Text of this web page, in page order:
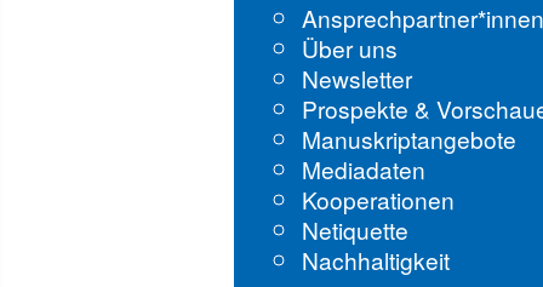
Über uns
Newsletter
Prospekte &
Manuskriptangebote
Mediadaten
Kooperationen
Netiquette
Nachhaltigkeit